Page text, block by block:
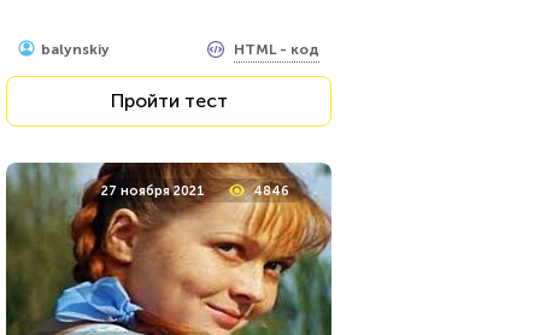
balynskiy HTML - код
Пройти тест
27 ноября 2021 4846